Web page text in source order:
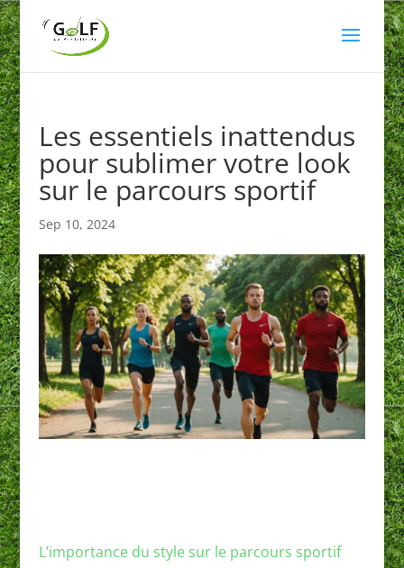
Les essentiels inattendus
pour sublimer votre look
sur le parcours sportif
Sep 10, 2024
L’importance du style sur le parcours sportif